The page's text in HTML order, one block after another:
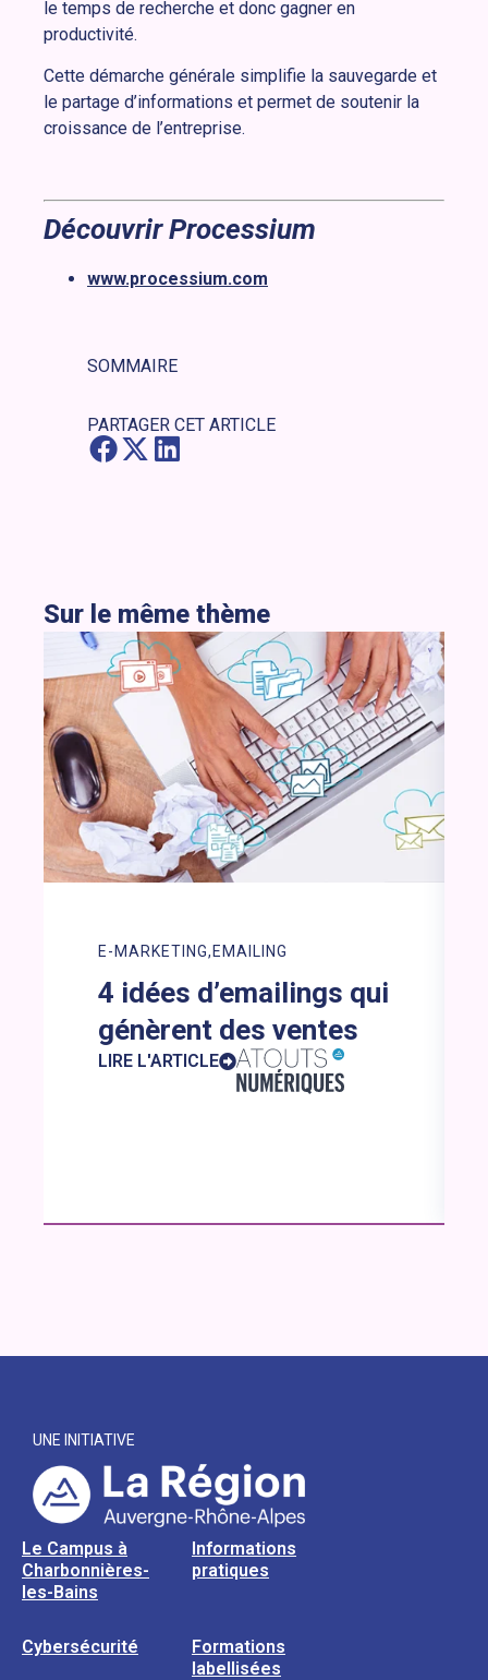
le temps de recherche et donc gagner en
productivité.
Cette démarche générale simplifie la sauvegarde et
le partage d’informations et permet de soutenir la
croissance de l’entreprise.
Découvrir Processium
www.processium.com
SOMMAIRE
PARTAGER CET ARTICLE
Sur le même thème
E-MARKETING EMAILING
4 idées d’emailings qui
génèrent des ventes
LIRE L'ARTICLE
UNE INITIATIVE
Le Campus à
Charbonnières-
les-Bains
Informations
pratiques
Cybersécurité
Formations
labellisées